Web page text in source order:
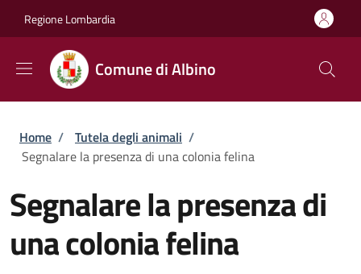
Regione Lombardia
Comune di Albino
Briciole di pane
Home / Tutela degli animali /
Segnalare la presenza di una colonia felina
Segnalare la presenza di
una colonia felina